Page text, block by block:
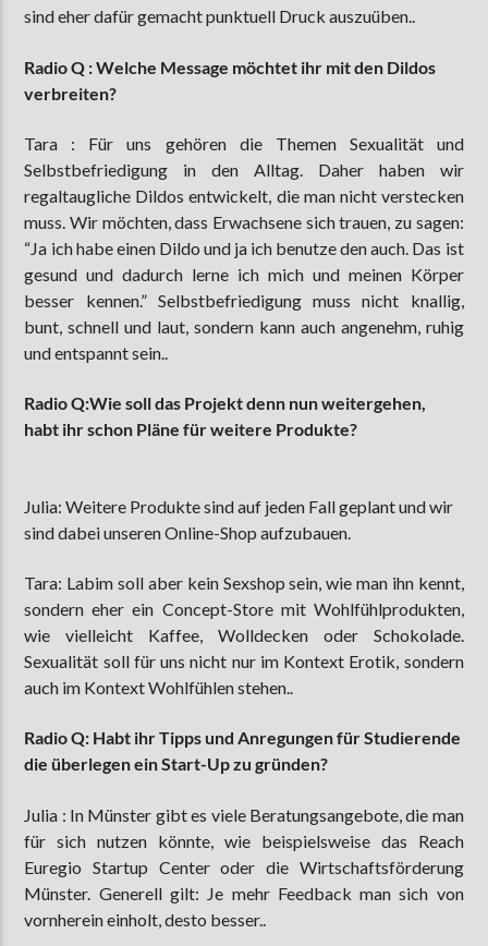
sind eher dafür gemacht punktuell Druck auszuüben..
Radio Q :Welche Message möchtet ihr mit den Dildos
verbreiten?
Tara : Für uns gehören die Themen Sexualität und
Selbstbefriedigung in den Alltag. Daher haben wir
regaltaugliche Dildos entwickelt, die man nicht verstecken
muss. Wir möchten, dass Erwachsene sich trauen, zu sagen:
“Ja ich habe einen Dildo und ja ich benutze den auch. Das ist
gesund und dadurch lerne ich mich und meinen Körper
besser kennen.” Selbstbefriedigung muss nicht knallig,
bunt, schnell und laut, sondern kann auch angenehm, ruhig
und entspannt sein..
Radio Q:Wie soll das Projekt denn nun weitergehen,
habt ihr schon Pläne für weitere Produkte?
Julia: Weitere Produkte sind auf jeden Fall geplant und wir
sind dabei unseren Online-Shop aufzubauen.
Tara: Labim soll aber kein Sexshop sein, wie man ihn kennt,
sondern eher ein Concept-Store mit Wohlfühlprodukten,
wie vielleicht Kaffee, Wolldecken oder Schokolade.
Sexualität soll für uns nicht nur im Kontext Erotik, sondern
auch im Kontext Wohlfühlen stehen..
Radio Q: Habt ihr Tipps und Anregungen für Studierende
die überlegen ein Start-Up zu gründen?
Julia : In Münster gibt es viele Beratungsangebote, die man
für sich nutzen könnte, wie beispielsweise das Reach
Euregio Startup Center oder die Wirtschaftsförderung
Münster. Generell gilt: Je mehr Feedback man sich von
vornherein einholt, desto besser..